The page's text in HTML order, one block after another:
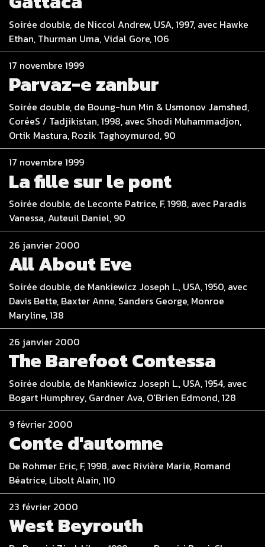
Soirée double, de Niccol Andrew, USA, 1997, avec Hawke
Ethan, Thurman Uma, Vidal Gore, 106
17 novembre 1999
Parvaz-e zanbur
Soirée double, de Boung-hun Min & Usmonov Jamshed,
CoréeS / Tadjikistan, 1998, avec Shodi Muhammadjon,
Ortik Mastura, Rozik Taghoymurod, 90
17 novembre 1999
La fille sur le pont
Soirée double, de Leconte Patrice, F, 1998, avec Paradis
Vanessa, Auteuil Daniel, 90
26 janvier 2000
All About Eve
Soirée double, de Mankiewicz Joseph L., USA, 1950, avec
Davis Bette, Baxter Anne, Sanders George, Monroe
Maryline, 138
26 janvier 2000
The Barefoot Contessa
Soirée double, de Mankiewicz Joseph L., USA, 1954, avec
Bogart Humphrey, Gardner Ava, O'Brien Edmond, 128
9 février 2000
Conte d'automne
De Rohmer Eric, F, 1998, avec Rivière Marie, Romand
Béatrice, Libolt Alain, 110
23 février 2000
West Beyrouth